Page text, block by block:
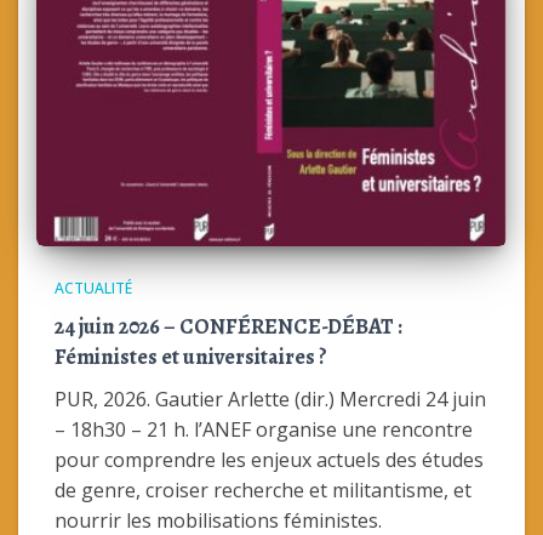
ACTUALITÉ
24 juin 2026 – CONFÉRENCE-DÉBAT :
Féministes et universitaires ?
PUR, 2026. Gautier Arlette (dir.) Mercredi 24 juin
– 18h30 – 21 h. l’ANEF organise une rencontre
pour comprendre les enjeux actuels des études
de genre, croiser recherche et militantisme, et
nourrir les mobilisations féministes.